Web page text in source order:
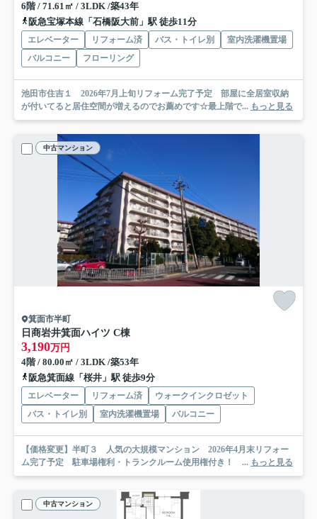
6階 / 71.61㎡ / 3LDK /築43年
阪急宝塚本線「石橋阪大前」駅 徒歩11分
エレベーター リフォーム済 バス・トイレ別
室内洗濯機置場
バルコニー
フローリング
池田市住吉１ 2026年7月上旬リフォーム完了予定 部屋に全居室収納
が付いてると居住空間が増えるのでお薦めです☆最上階で... もっと見る
中古マンション
箕面市半町
日商岩井箕面ハイツ C棟
3,190万円
4階 / 80.00㎡ / 3LDK /築53年
阪急箕面線「桜井」駅 徒歩9分
エレベーター リフォーム済
ウォークインクロゼット
バス・トイレ別
室内洗濯機置場 バルコニー
【価格変更】半町３ 人気の大規模マンション 2026年4月末リフォー
ム完了予定 駐車場権利・トランクルーム使用権付き！ ... もっと見る
中古マンション